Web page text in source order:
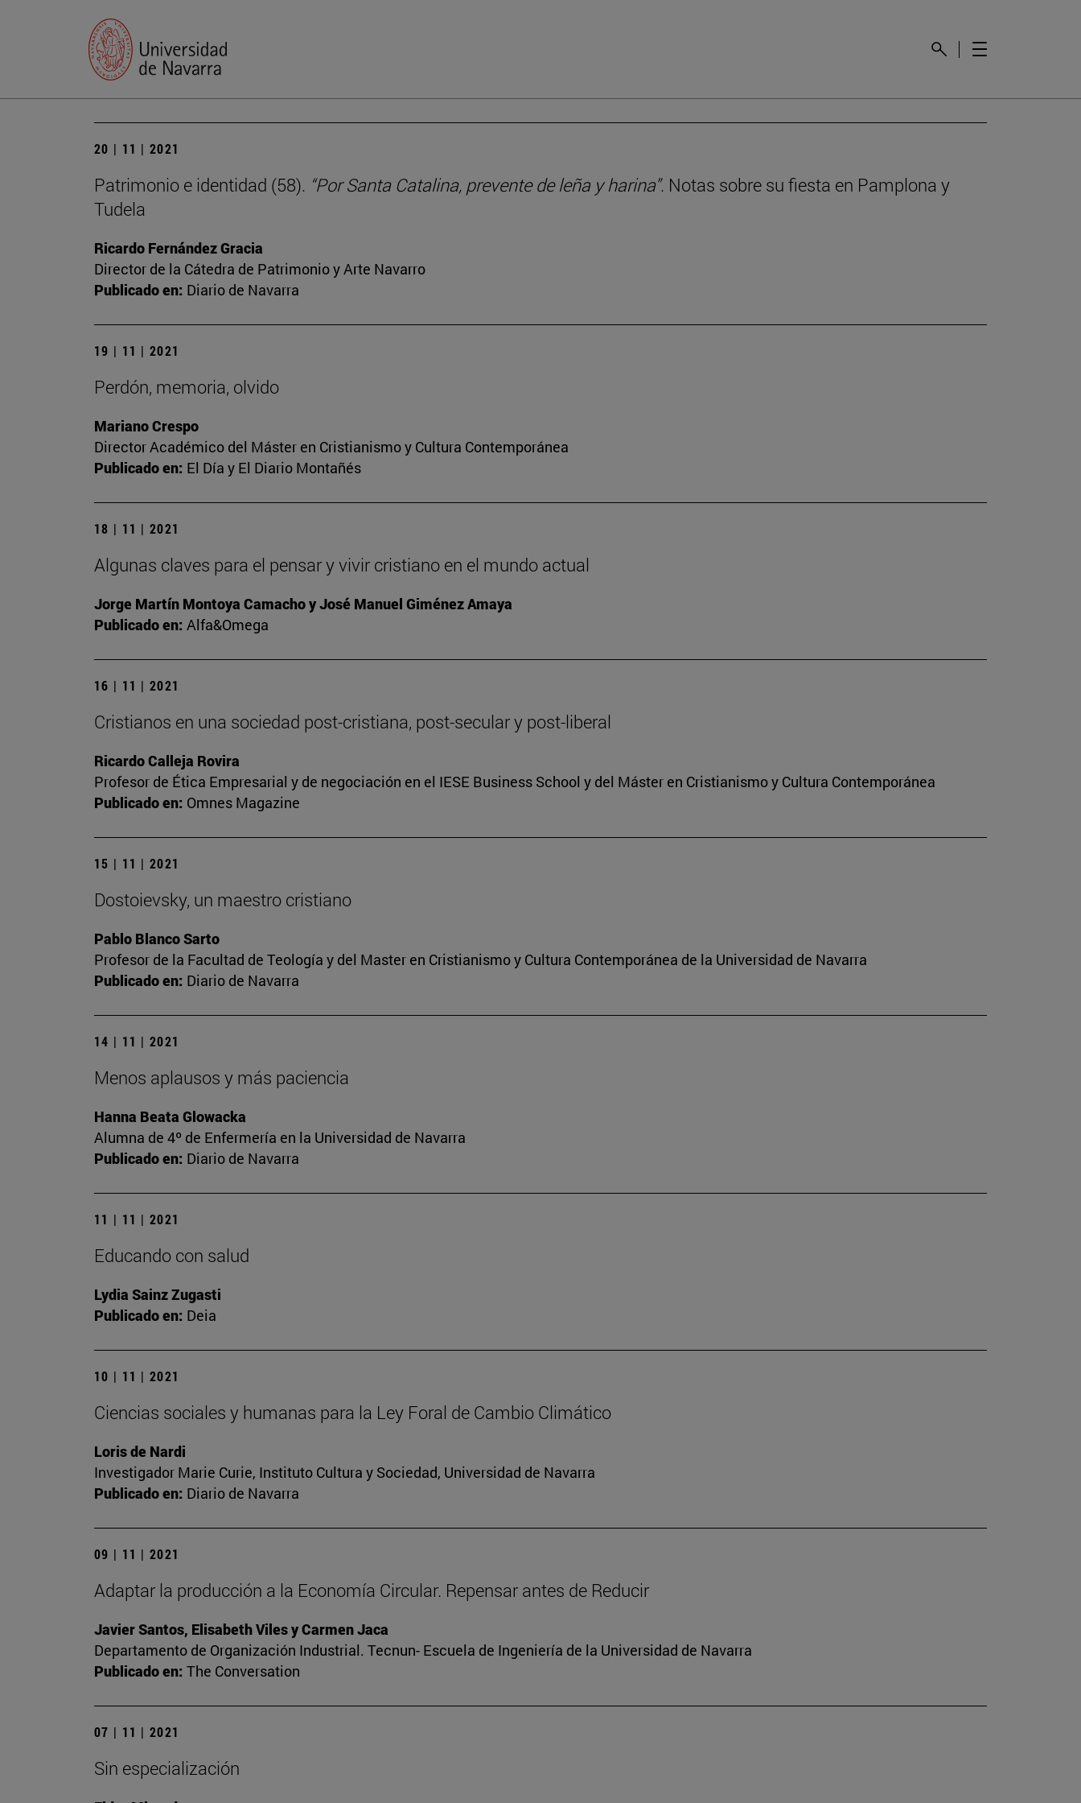
20 | 11 | 2021
Patrimonio e identidad (58). “Por Santa Catalina, prevente de leña y harina”. Notas sobre su fiesta en Pamplona y
Tudela
Ricardo Fernández Gracia
Director de la Cátedra de Patrimonio y Arte Navarro
Publicado en: Diario de Navarra
19 | 11 | 2021
Perdón, memoria, olvido
Mariano Crespo
Director Académico del Máster en Cristianismo y Cultura Contemporánea
Publicado en: El Día y El Diario Montañés
18 | 11 | 2021
Algunas claves para el pensar y vivir cristiano en el mundo actual
Jorge Martín Montoya Camacho y José Manuel Giménez Amaya
Publicado en: Alfa&Omega
16 | 11 | 2021
Cristianos en una sociedad post-cristiana, post-secular y post-liberal
Ricardo Calleja Rovira
Profesor de Ética Empresarial y de negociación en el IESE Business School y del Máster en Cristianismo y Cultura Contemporánea
Publicado en: Omnes Magazine
15 | 11 | 2021
Dostoievsky, un maestro cristiano
Pablo Blanco Sarto
Profesor de la Facultad de Teología y del Master en Cristianismo y Cultura Contemporánea de la Universidad de Navarra
Publicado en: Diario de Navarra
14 | 11 | 2021
Menos aplausos y más paciencia
Hanna Beata Glowacka
Alumna de 4º de Enfermería en la Universidad de Navarra
Publicado en: Diario de Navarra
11 | 11 | 2021
Educando con salud
Lydia Sainz Zugasti
Publicado en: Deia
10 | 11 | 2021
Ciencias sociales y humanas para la Ley Foral de Cambio Climático
Loris de Nardi
Investigador Marie Curie, Instituto Cultura y Sociedad, Universidad de Navarra
Publicado en: Diario de Navarra
09 | 11 | 2021
Adaptar la producción a la Economía Circular. Repensar antes de Reducir
Javier Santos, Elisabeth Viles y Carmen Jaca
Departamento de Organización Industrial. Tecnun- Escuela de Ingeniería de la Universidad de Navarra
Publicado en: The Conversation
07 | 11 | 2021
Sin especialización